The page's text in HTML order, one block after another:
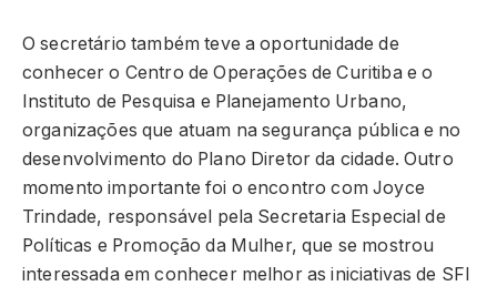
O secretário também teve a oportunidade de
conhecer o Centro de Operações de Curitiba e o
Instituto de Pesquisa e Planejamento Urbano,
organizações que atuam na segurança pública e no
desenvolvimento do Plano Diretor da cidade. Outro
momento importante foi o encontro com Joyce
Trindade, responsável pela Secretaria Especial de
Políticas e Promoção da Mulher, que se mostrou
interessada em conhecer melhor as iniciativas de SFI